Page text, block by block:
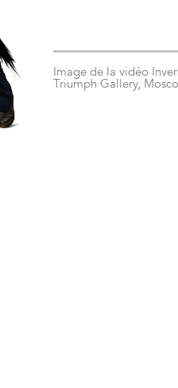
Image de la vidéo
Triumph Gallery,